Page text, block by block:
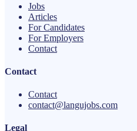
Jobs
Articles
For Candidates
For Employers
Contact
Contact
Contact
contact@langujobs.com
Legal